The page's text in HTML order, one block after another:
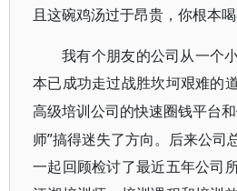
且这碗鸡汤过于昂贵，你根本
我有个朋友的公司从一个
本已成功走过战胜坎坷艰难的
高级培训公司 的快速圈钱平台
师”搞得迷失了方向。后来公司
一起回顾检讨了最近五年公司